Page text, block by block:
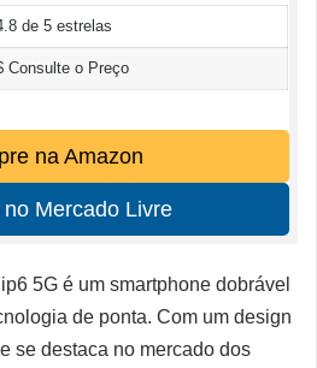
de 5 estrelas
Consulte o Preço
na Amazon
Mercado Livre
5G é um smartphone dobrável
de ponta. Com um design
se destaca no mercado dos